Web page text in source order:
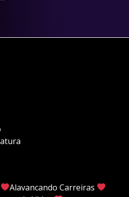
Alavancando Carreiras